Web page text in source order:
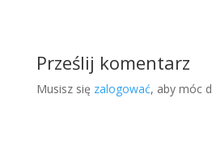
Prześlij komentarz
Musisz się zalogować, aby móc